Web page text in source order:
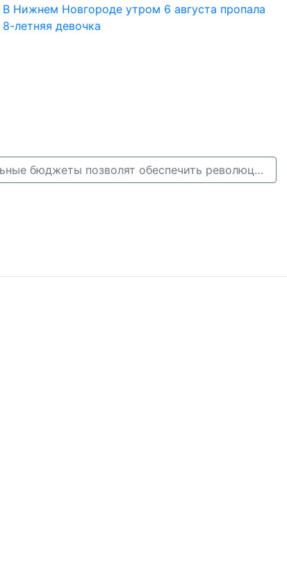
В Нижнем Новгороде утром 6 августа пропала
8-летняя девочка
Глеб Никитин: «Модельные бюджеты позволят обеспечить революционный рост финансирования» →